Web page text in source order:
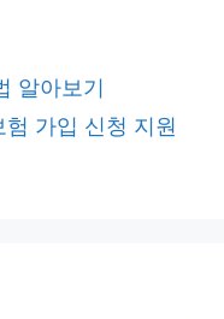
알아보기
가입 신청 지원